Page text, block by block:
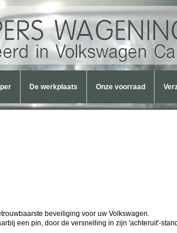
De werkplaats Onze voorraad
beveiliging voor uw Volkswagen.
een pin, door de versnelling in zijn 'achteruit'-